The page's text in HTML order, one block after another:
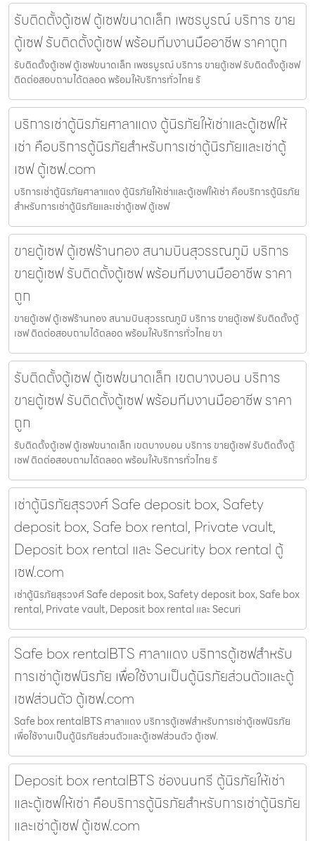
รับติดตั้งตู้เซฟ ตู้เซฟขนาดเล็ก เพชรบูรณ์ บริการ ขาย
ตู้เซฟ รับติดตั้งตู้เซฟ พร้อมทีมงานมืออาชีพ ราคาถูก
รับติดตั้งตู้เซฟ ตู้เซฟขนาดเล็ก เพชรบูรณ์ บริการ ขายตู้เซฟ รับติดตั้งตู้เซฟ
ติดต่อสอบถามได้ตลอด พร้อมให้บริการทั่วไทย รั
บริการเช่าตู้นิรภัยศาลาแดง ตู้นิรภัยให้เช่าและตู้เซฟให้
เช่า คือบริการตู้นิรภัยสำหรับการเช่าตู้นิรภัยและเช่าตู้
เซฟ ตู้เซฟ.com
บริการเช่าตู้นิรภัยศาลาแดง ตู้นิรภัยให้เช่าและตู้เซฟให้เช่า คือบริการตู้นิรภัย
สำหรับการเช่าตู้นิรภัยและเช่าตู้เซฟ ตู้เซฟ
ขายตู้เซฟ ตู้เซฟร้านทอง สนามบินสุวรรณภูมิ บริการ
ขายตู้เซฟ รับติดตั้งตู้เซฟ พร้อมทีมงานมืออาชีพ ราคา
ถูก
ขายตู้เซฟ ตู้เซฟร้านทอง สนามบินสุวรรณภูมิ บริการ ขายตู้เซฟ รับติดตั้งตู้
เซฟ ติดต่อสอบถามได้ตลอด พร้อมให้บริการทั่วไทย ขา
รับติดตั้งตู้เซฟ ตู้เซฟขนาดเล็ก เขตบางบอน บริการ
ขายตู้เซฟ รับติดตั้งตู้เซฟ พร้อมทีมงานมืออาชีพ ราคา
ถูก
รับติดตั้งตู้เซฟ ตู้เซฟขนาดเล็ก เขตบางบอน บริการ ขายตู้เซฟ รับติดตั้งตู้
เซฟ ติดต่อสอบถามได้ตลอด พร้อมให้บริการทั่วไทย รั
เช่าตู้นิรภัยสุรวงศ์ Safe deposit box, Safety
deposit box, Safe box rental, Private vault,
Deposit box rental และ Security box rental ตู้
เซฟ.com
เช่าตู้นิรภัยสุรวงศ์ Safe deposit box, Safety deposit box, Safe box
rental, Private vault, Deposit box rental และ Securi
Safe box rentalBTS ศาลาแดง บริการตู้เซฟสำหรับ
การเช่าตู้เซฟนิรภัย เพื่อใช้งานเป็นตู้นิรภัยส่วนตัวและตู้
เซฟส่วนตัว ตู้เซฟ.com
Safe box rentalBTS ศาลาแดง บริการตู้เซฟสำหรับการเช่าตู้เซฟนิรภัย
เพื่อใช้งานเป็นตู้นิรภัยส่วนตัวและตู้เซฟส่วนตัว ตู้เซฟ.
Deposit box rentalBTS ช่องนนทรี ตู้นิรภัยให้เช่า
และตู้เซฟให้เช่า คือบริการตู้นิรภัยสำหรับการเช่าตู้นิรภัย
และเช่าตู้เซฟ ตู้เซฟ.com